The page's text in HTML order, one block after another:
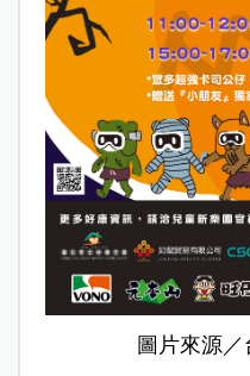
圖片來源